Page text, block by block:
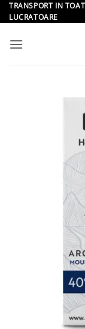
Skip
to
TRANSPORT IN
LUCRATOARE